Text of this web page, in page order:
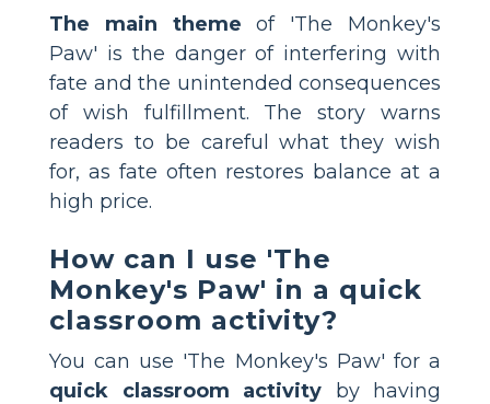
The main theme of 'The Monkey's
Paw' is the danger of interfering with
fate and the unintended consequences
of wish fulfillment. The story warns
readers to be careful what they wish
for, as fate often restores balance at a
high price.
How can I use 'The
Monkey's Paw' in a quick
classroom activity?
You can use 'The Monkey's Paw' for a
quick classroom activity by having